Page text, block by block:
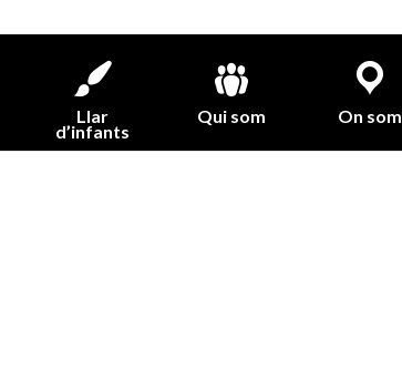
Llar
d’infants
Qui som On som